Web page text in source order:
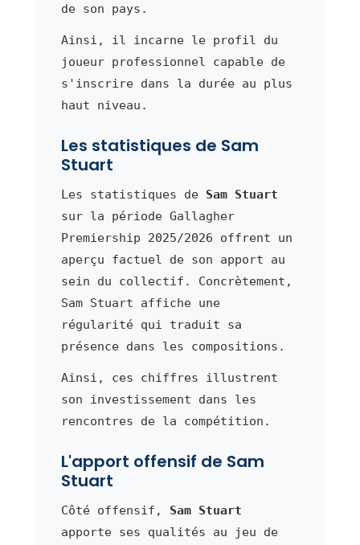
de son pays.
Ainsi, il incarne le profil du
joueur professionnel capable de
s'inscrire dans la durée au plus
haut niveau.
Les statistiques de Sam
Stuart
Les statistiques de Sam Stuart
sur la période Gallagher
Premiership 2025/2026 offrent un
aperçu factuel de son apport au
sein du collectif. Concrètement,
Sam Stuart affiche une
régularité qui traduit sa
présence dans les compositions.
Ainsi, ces chiffres illustrent
son investissement dans les
rencontres de la compétition.
L'apport offensif de Sam
Stuart
Côté offensif, Sam Stuart
apporte ses qualités au jeu de